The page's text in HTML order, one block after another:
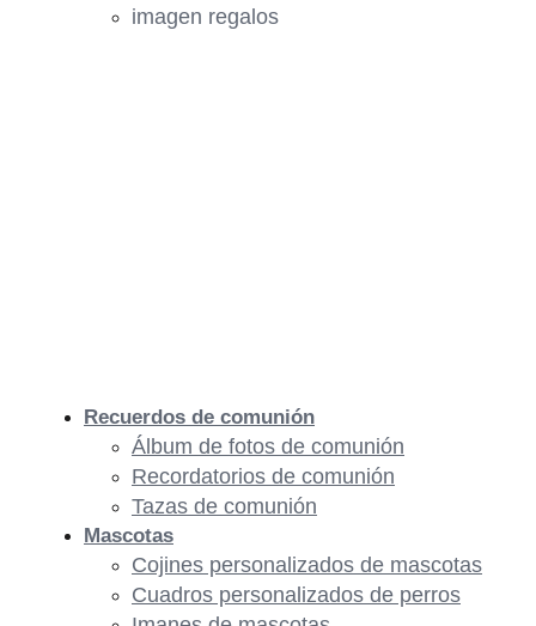
imagen regalos
Recuerdos de comunión
Álbum de fotos de comunión
Recordatorios de comunión
Tazas de comunión
Mascotas
Cojines personalizados de mascotas
Cuadros personalizados de perros